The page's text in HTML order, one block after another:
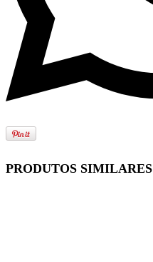
PRODUTOS SIMILARES